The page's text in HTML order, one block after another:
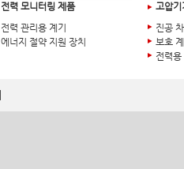
전력 모니터링 제품
전력 관리용 계기
에너지 절약 지원 장치
고압기
진공
보호
전력용